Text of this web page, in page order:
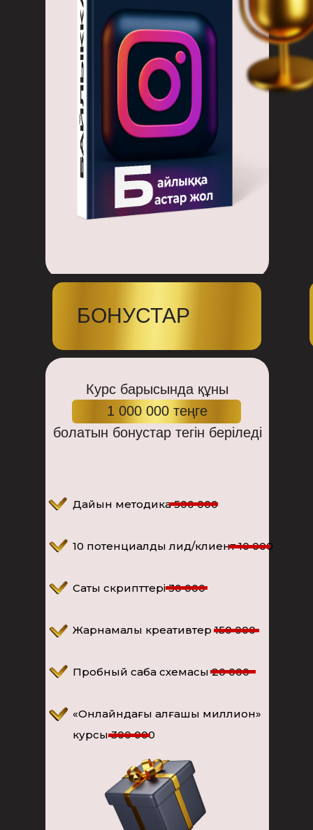
БОНУСТАР
Курс барысында құны
1 000 000 теңге
болатын бонустар тегін беріледі
Дайын методика 500 000
10 потенциалды лид/клиент 10 000
Саты скрипттері 30 000
Жарнамалық креативтер 150 000
Пробный сабақ схемасы 20 000
«Онлайндағы алғашқы миллион»
курсы 300 000